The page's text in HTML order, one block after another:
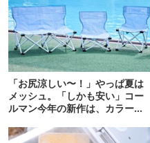
「お尻涼しい〜！」やっぱ夏は
メッシュ。「しかも安い」コー
ルマン今年の新作は、カラーも